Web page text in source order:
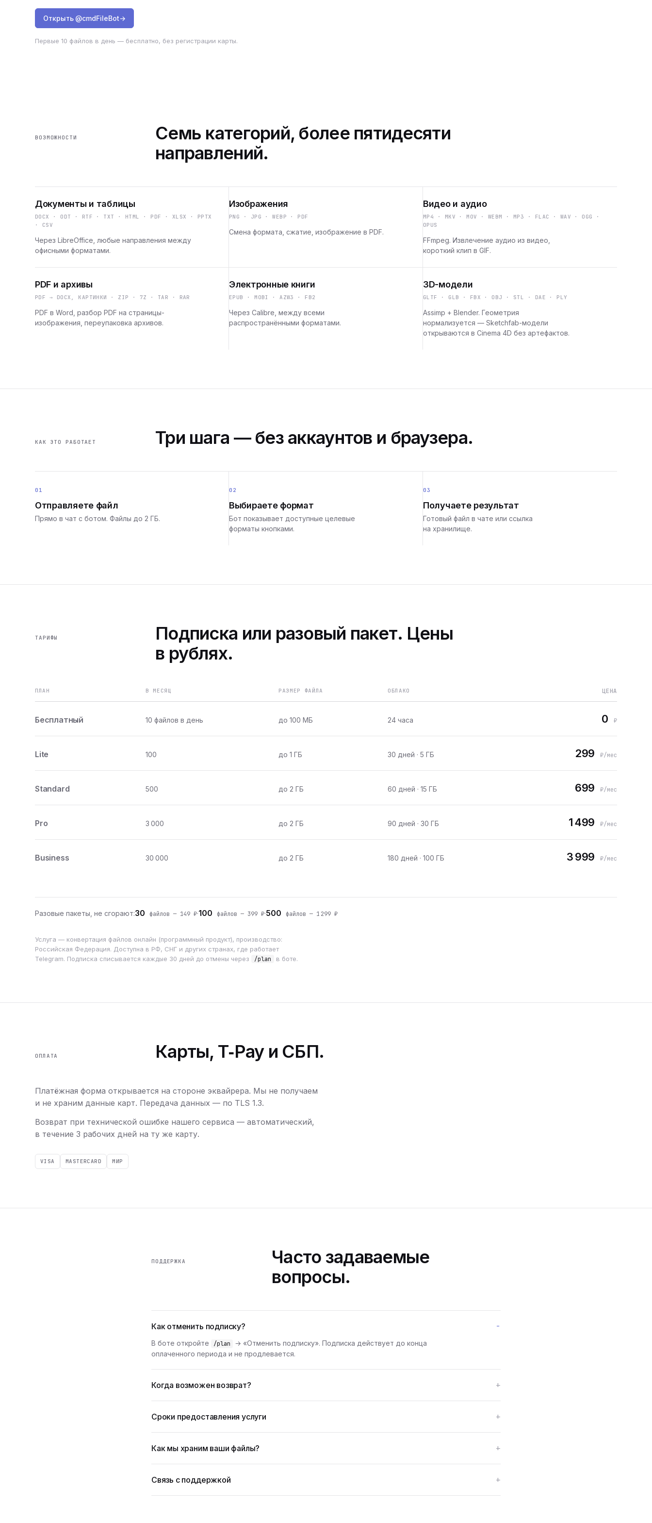
Открыть @cmdFileBot→
Первые 10 файлов в день — бесплатно, без регистрации карты.
ВОЗМОЖНОСТИ
Семь категорий, более пятидесяти
направлений.
Документы и таблицы
DOCX · ODT · RTF · TXT · HTML · PDF · XLSX · PPTX
· CSV
Через LibreOffice, любые направления между
офисными форматами.
Изображения
PNG · JPG · WEBP · PDF
Смена формата, сжатие, изображение в PDF.
Видео и аудио
MP4 · MKV · MOV · WEBM · MP3 · FLAC · WAV · OGG ·
OPUS
FFmpeg. Извлечение аудио из видео,
короткий клип в GIF.
PDF и архивы
PDF → DOCX, КАРТИНКИ · ZIP · 7Z · TAR · RAR
PDF в Word, разбор PDF на страницы-
изображения, переупаковка архивов.
Электронные книги
EPUB · MOBI · AZW3 · FB2
Через Calibre, между всеми
распространёнными форматами.
3D-модели
GLTF · GLB · FBX · OBJ · STL · DAE · PLY
Assimp + Blender. Геометрия
нормализуется — Sketchfab-модели
открываются в Cinema 4D без артефактов.
КАК ЭТО РАБОТАЕТ Три шага — без аккаунтов и браузера.
01
Отправляете файл
Прямо в чат с ботом. Файлы до 2 ГБ.
02
Выбираете формат
Бот показывает доступные целевые
форматы кнопками.
03
Получаете результат
Готовый файл в чате или ссылка
на хранилище.
ТАРИФЫ
Подписка или разовый пакет. Цены
в рублях.
ПЛАН В МЕСЯЦ РАЗМЕР ФАЙЛА ОБЛАКО ЦЕНА
Бесплатный 10 файлов в день до 100 МБ 24 часа 0 ₽
Lite 100 до 1 ГБ 30 дней · 5 ГБ 299 ₽/мес
Standard 500 до 2 ГБ 60 дней · 15 ГБ 699 ₽/мес
Pro 3 000 до 2 ГБ 90 дней · 30 ГБ 1 499 ₽/мес
Business 30 000 до 2 ГБ 180 дней · 100 ГБ 3 999 ₽/мес
Разовые пакеты, не сгорают:30 файлов — 149 ₽·100 файлов — 399 ₽·500 файлов — 1 299 ₽
Услуга — конвертация файлов онлайн (программный продукт), производство:
Российская Федерация. Доступна в РФ, СНГ и других странах, где работает
Telegram. Подписка списывается каждые 30 дней до отмены через
/plan в боте.
ОПЛАТА Карты, T‑Pay и СБП.
Платёжная форма открывается на стороне эквайрера. Мы не получаем
и не храним данные карт. Передача данных — по TLS 1.3.
Возврат при технической ошибке нашего сервиса — автоматический,
в течение 3 рабочих дней на ту же карту.
VISA MASTERCARD МИР
ПОДДЕРЖКА
Часто задаваемые
вопросы.
Как отменить подписку?
В боте откройте /plan
→ «Отменить подписку». Подписка действует до конца
оплаченного периода и не продлевается.
Когда возможен возврат?
Сроки предоставления услуги
Как мы храним ваши файлы?
Связь с поддержкой